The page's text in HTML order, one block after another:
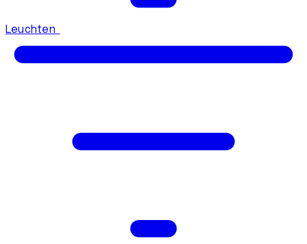
Leuchten